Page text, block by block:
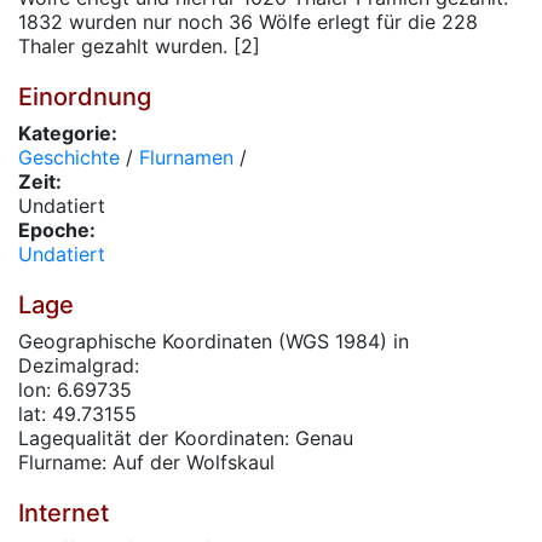
1832 wurden nur noch 36 Wölfe erlegt für die 228
Thaler gezahlt wurden. [2]
Einordnung
Kategorie:
Geschichte / Flurnamen /
Zeit:
Undatiert
Epoche:
Undatiert
Lage
Geographische Koordinaten (WGS 1984) in
Dezimalgrad:
lon: 6.69735
lat: 49.73155
Lagequalität der Koordinaten: Genau
Flurname: Auf der Wolfskaul
Internet